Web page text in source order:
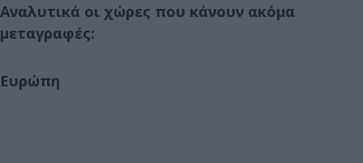
Αναλυτικά οι χώρες που κάνουν ακόμα
μεταγραφές:
Ευρώπη